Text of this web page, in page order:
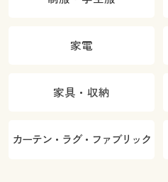
家電
家具・収納
カーテン・ラグ・ファブリック